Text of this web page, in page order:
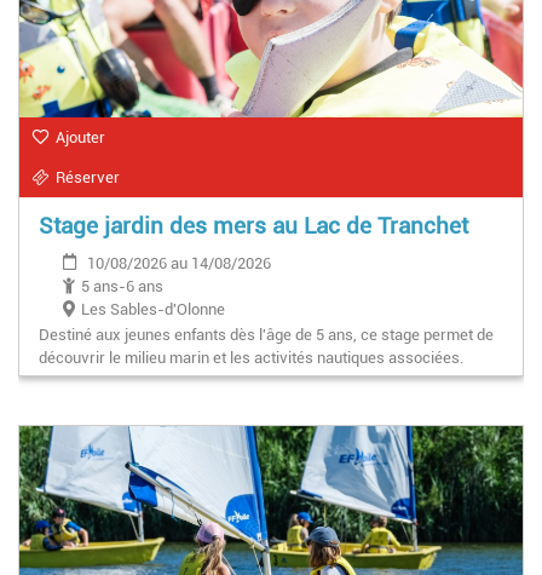
Ajouter
Réserver
Stage jardin des mers au Lac de Tranchet
10/08/2026 au 14/08/2026
5 ans-6 ans
Les Sables-d'Olonne
Destiné aux jeunes enfants dès l'âge de 5 ans, ce stage permet de
découvrir le milieu marin et les activités nautiques associées.